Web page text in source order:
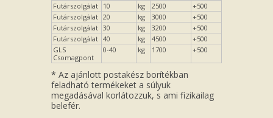
Futárszolgálat 10 kg 2500
+500
Futárszolgálat 20 kg 3000
+500
Futárszolgálat 30 kg 3200
+500
Futárszolgálat 40 kg 4500
+500
GLS
Csomagpont
0-40 kg 1700 +500
* Az ajánlott postakész borítékban
feladható termékeket a súlyuk
megadásával korlátozzuk, s ami fizikailag
belefér.